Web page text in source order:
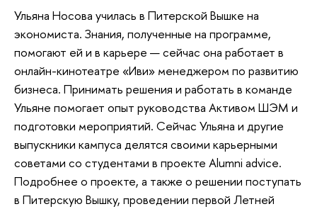
Ульяна Носова училась в Питерской Вышке на
экономиста. Знания, полученные на программе,
помогают ей и в карьере — сейчас она работает в
онлайн-кинотеатре «Иви» менеджером по развитию
бизнеса. Принимать решения и работать в команде
Ульяне помогает опыт руководства Активом ШЭМ и
подготовки мероприятий. Сейчас Ульяна и другие
выпускники кампуса делятся своими карьерными
советами со студентами в проекте Alumni advice.
Подробнее о проекте, а также о решении поступать
в Питерскую Вышку, проведении первой Летней